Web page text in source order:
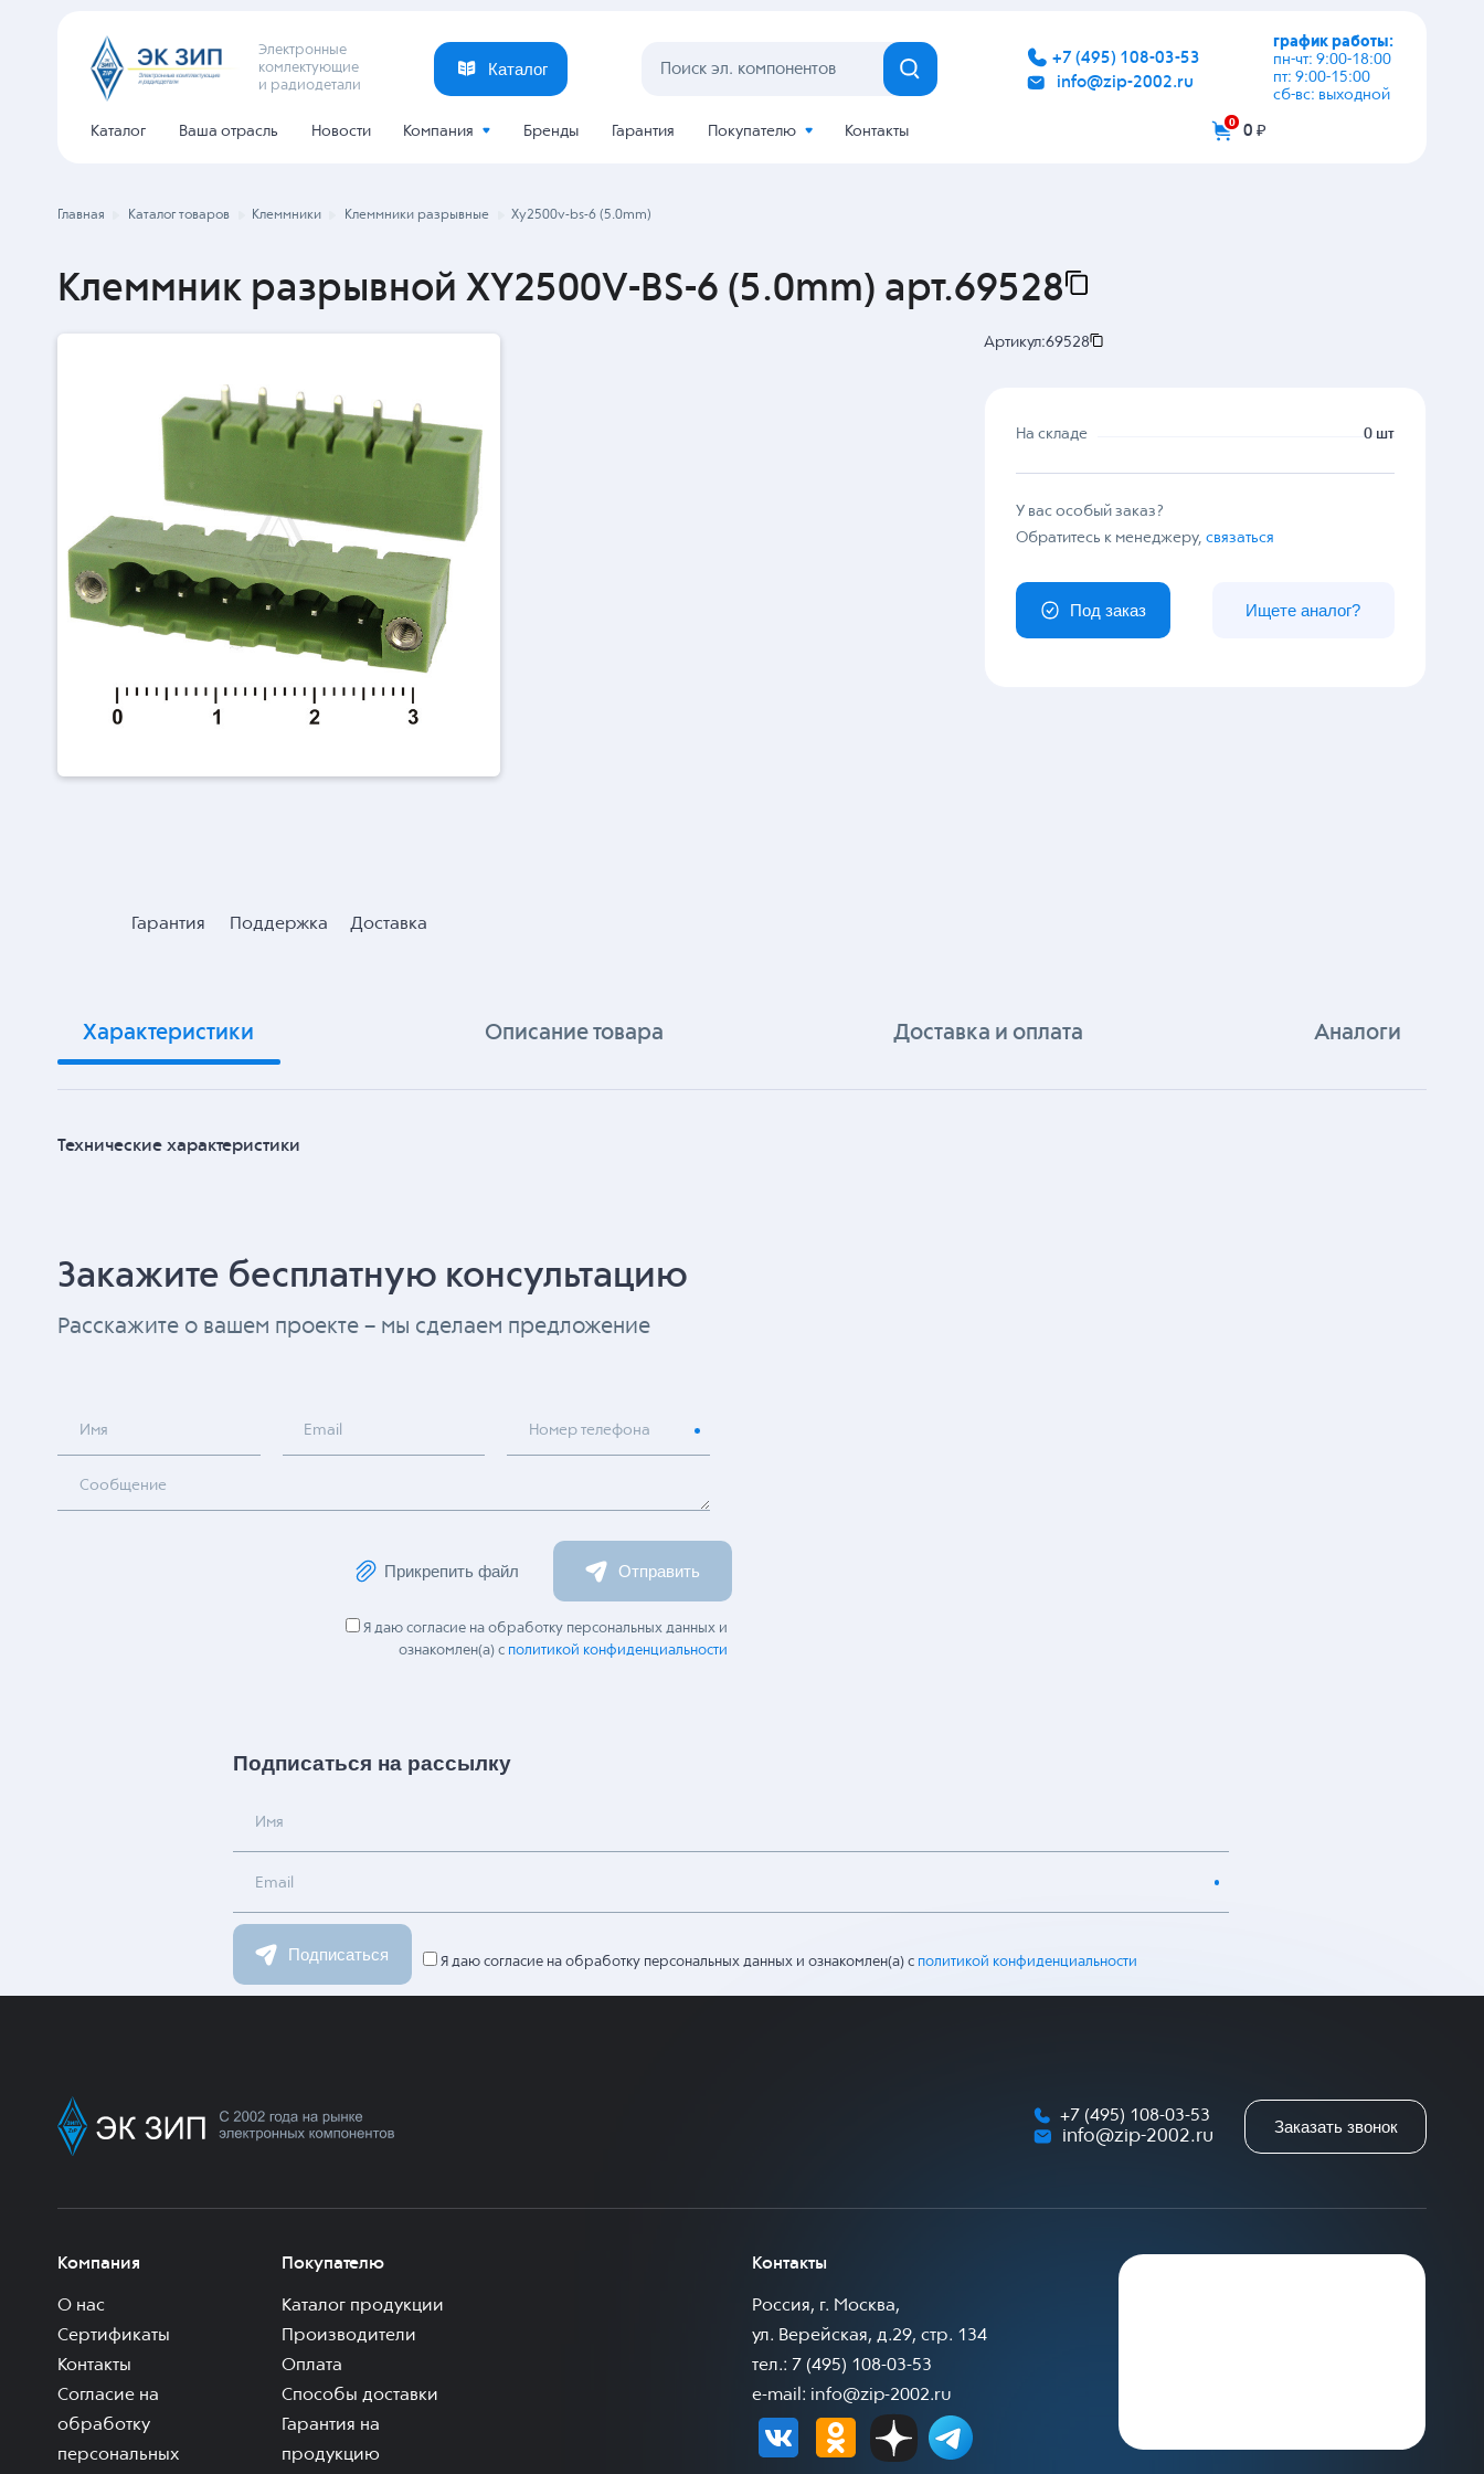
Электронные
комлектующие
и радиодетали
Каталог
+7 (495) 108-03-53
info@zip-2002.ru
график работы:
пн-чт: 9:00-18:00
пт: 9:00-15:00
сб-вс: выходной
Каталог Ваша отрасль Новости Компания Бренды Гарантия Покупателю Контакты
0 0 ₽
Главная Каталог товаров Клеммники Клеммники разрывные Xy2500v-bs-6 (5.0mm)
Клеммник разрывной XY2500V-BS-6 (5.0mm) арт.69528
Гарантия Поддержка Доставка
Артикул:69528
На складе 0 шт
У вас особый заказ?
Обратитесь к менеджеру,связаться
Под заказ Ищете аналог?
Характеристики Описание товара Доставка и оплата Аналоги
Технические характеристики
Закажите бесплатную консультацию
Расскажите о вашем проекте – мы сделаем предложение
Имя Email Номер телефона
Сообщение
Прикрепить файл Отправить
Я даю согласие на обработку персональных данных и
ознакомлен(а) с политикой конфиденциальности
Подписаться на рассылку
Имя
Email
Подписаться Я даю согласие на обработку персональных данных и ознакомлен(а) с политикой конфиденциальности
+7 (495) 108-03-53
info@zip-2002.ru
Заказать звонок
Компания
О нас
Сертификаты
Контакты
Согласие на
обработку
персональных
Покупателю
Каталог продукции
Производители
Оплата
Способы доставки
Гарантия на
продукцию
Контакты
Россия, г. Москва,
ул. Верейская, д.29, стр. 134
тел.: 7 (495) 108-03-53
e-mail: info@zip-2002.ru